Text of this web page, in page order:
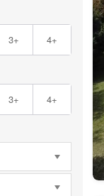
3+ 4+
3+ 4+